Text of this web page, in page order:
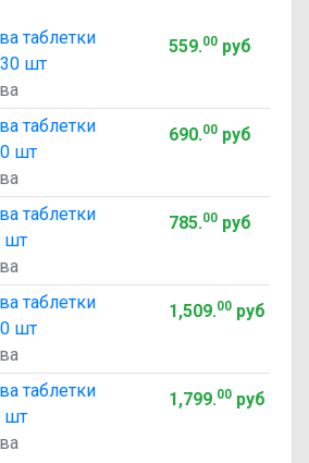
таблетки
шт
559.00руб
таблетки
шт
690.00руб
таблетки
шт
785.00руб
таблетки
шт
1,509.00руб
таблетки
шт
1,799.00руб